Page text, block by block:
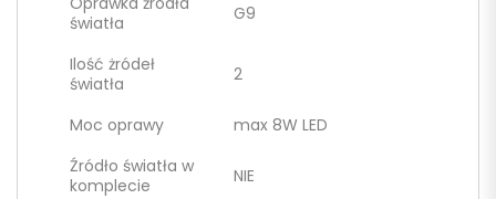
światła
G9
Ilość żródeł
światła
2
Moc oprawy
max 8W LED
Źródło światła w
komplecie
NIE